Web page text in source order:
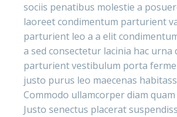
sociis penatibus molestie a
laoreet condimentum parturient
parturient leo a a elit
a sed consectetur lacinia hac urna
parturient vestibulum porta
justo purus leo maecenas
Commodo ullamcorper diam quam
Justo senectus placerat